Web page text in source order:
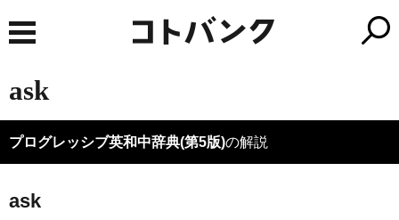
ask
プログレッシブ英和中辞典(第5版)の解説
ask